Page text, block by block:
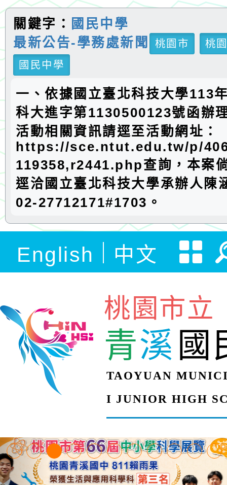
關鍵字：
國民中學
最新公告-學務處新聞
桃園市
桃
國民中學
一、依據國立臺北科技大學113
科大進字第1130500123號函辦
活動相關資訊請逕至活動網址：
https://sce.ntut.edu.tw/p/
119358,r2441.php查詢，本案
逕洽國立臺北科技大學承辦人陳
02-27712171#1703。
English 中文
桃園市立
青溪 國
TAOYUAN
I JUNIOR HIGH